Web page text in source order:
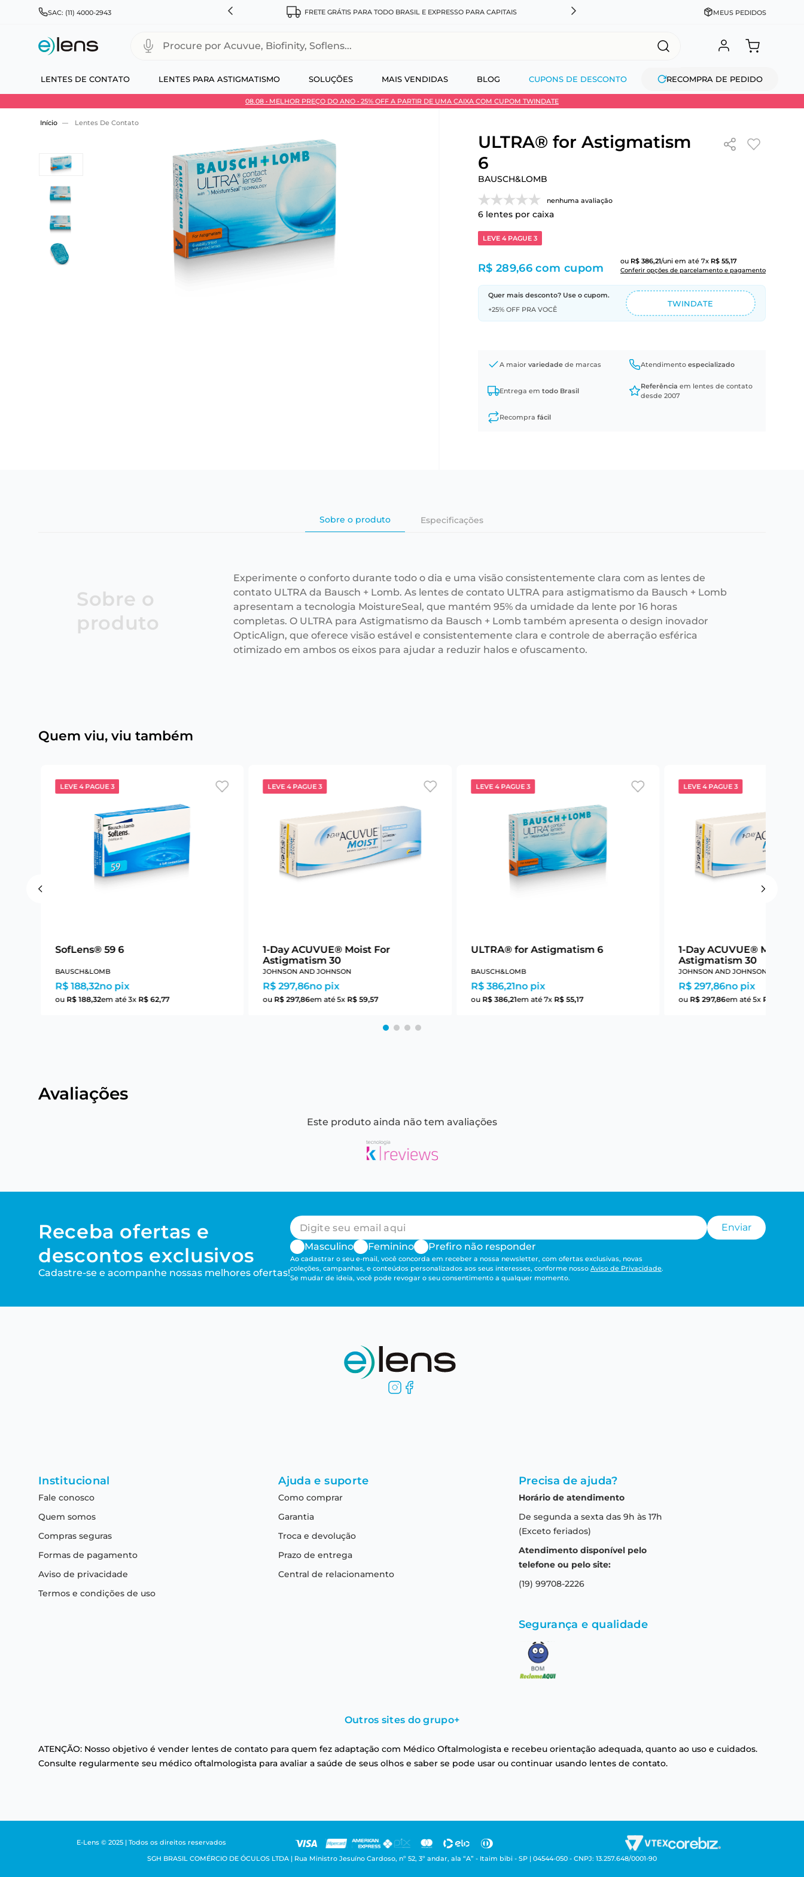
SAC: (11) 4000-2943
& JOHNSON, ALCON, BAUSCH+LOMB E COOPERVISION FRETE GRÁTIS PARA TODO BRASIL E EXPRESSO PARA CAPITAIS CADASTRE-SE GANHE 10% NA PRIMEIRA COMPRA +
MEUS PEDIDOS
LENTES DE CONTATO LENTES PARA ASTIGMATISMO SOLUÇÕES MAIS VENDIDAS BLOG CUPONS DE DESCONTO RECOMPRA DE PEDIDO
Procure por Acuvue, Biofinity, Soflens...
08.08 • MELHOR PREÇO DO ANO • 25% OFF A PARTIR DE UMA CAIXA COM CUPOM TWINDATE
Use 30HOJE e ganhe 30% OFF + economia extra no Pix
Lentes De Contato
ULTRA® for Astigmatism
6
BAUSCH&LOMB
nenhuma avaliação
6lentes por caixa
LEVE 4 PAGUE 3
R$ 289,66 com cupom
ou R$ 386,21/uni em até 7x R$ 55,17
Conferir opções de parcelamento e pagamento
Quer mais desconto? Use o cupom.
+25% OFF PRA VOCÊ
TWINDATE
A maior variedadede marcas Atendimentoespecializado
Entrega em todo Brasil
Referência em lentes de contato
desde 2007
Recompra fácil
Sobre o produto Especificações
Sobre o
produto
Experimente o conforto durante todo o dia e uma visão consistentemente clara com as lentes de
contato ULTRA da Bausch + Lomb. As lentes de contato ULTRA para astigmatismo da Bausch + Lomb
apresentam a tecnologia MoistureSeal, que mantém 95% da umidade da lente por 16 horas
completas. O ULTRA para Astigmatismo da Bausch + Lomb também apresenta o design inovador
OpticAlign, que oferece visão estável e consistentemente clara e controle de aberração esférica
otimizado em ambos os eixos para ajudar a reduzir halos e ofuscamento.
Quem viu, viu também
LEVE 4 PAGUE 3
SofLens® 59 6
BAUSCH&LOMB
R$ 188,32no pix
ou R$ 188,32em até3x R$ 62,77
LEVE 4 PAGUE 3
1-Day ACUVUE® Moist For
Astigmatism 30
JOHNSON AND JOHNSON
R$ 297,86no pix
ou R$ 297,86em até5x R$ 59,57
LEVE 4 PAGUE 3
ULTRA® for Astigmatism 6
BAUSCH&LOMB
R$ 386,21no pix
ou R$ 386,21em até7x R$ 55,17
LEVE 4 PAGUE 3
1-Day ACUVUE® Moist
Astigmatism 30
JOHNSON AND JOHNSON
R$ 297,86no pix
ou R$ 297,86em até5x R$
Avaliações
Este produto ainda não tem avaliações
Receba ofertas e
descontos exclusivos
Cadastre-se e acompanhe nossas melhores ofertas!
Enviar
Masculino
Feminino Prefiro não responder
Ao cadastrar o seu e-mail, você concorda em receber a nossa newsletter, com ofertas exclusivas, novas
coleções, campanhas, e conteúdos personalizados aos seus interesses, conforme nosso Aviso de Privacidade.
Se mudar de ideia, você pode revogar o seu consentimento a qualquer momento.
Institucional
Fale conosco
Quem somos
Compras seguras
Formas de pagamento
Aviso de privacidade
Termos e condições de uso
Ajuda e suporte
Como comprar
Garantia
Troca e devolução
Prazo de entrega
Central de relacionamento
Precisa de ajuda?
Horário de atendimento
De segunda a sexta das 9h às 17h
(Exceto feriados)
Atendimento disponível pelo
telefone ou pelo site:
(19) 99708-2226
Segurança e qualidade
Outros sites do grupo+
ATENÇÃO: Nosso objetivo é vender lentes de contato para quem fez adaptação com Médico Oftalmologista e recebeu orientação adequada, quanto ao uso e cuidados.
Consulte regularmente seu médico oftalmologista para avaliar a saúde de seus olhos e saber se pode usar ou continuar usando lentes de contato.
E-Lens © 2025 | Todos os direitos reservados
SGH BRASIL COMÉRCIO DE ÓCULOS LTDA | Rua Ministro Jesuíno Cardoso, nº 52, 3º andar, ala “A” - Itaim bibi - SP | 04544-050 - CNPJ: 13.257.648/0001-90